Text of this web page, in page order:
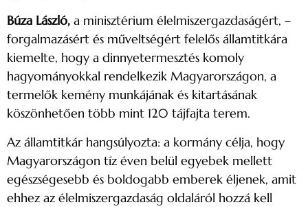
Búza László, a minisztérium élelmiszergazdaságért, –
forgalmazásért és műveltségért felelős államtitkára
kiemelte, hogy a dinnyetermesztés komoly
hagyományokkal rendelkezik Magyarországon, a
termelők kemény munkájának és kitartásának
köszönhetően több mint 120 tájfajta terem.
Az államtitkár hangsúlyozta: a kormány célja, hogy
Magyarországon tíz éven belül egyebek mellett
egészségesebb és boldogabb emberek éljenek, amit
ehhez az élelmiszergazdaság oldaláról hozzá kell